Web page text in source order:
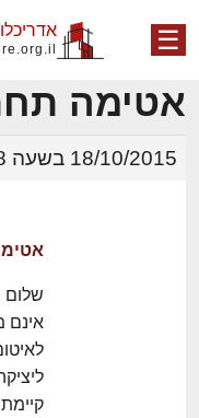
☰
אטימה
18/10/2015 בשעה 21:58
שלום
אינם